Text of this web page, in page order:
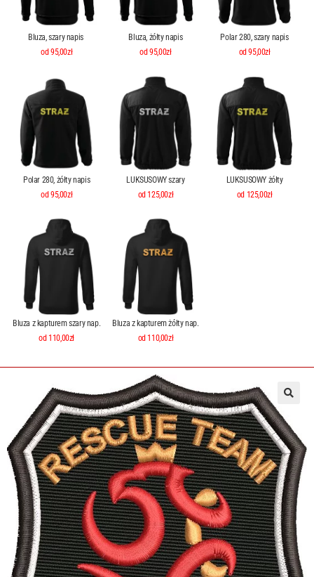
Bluza, szary napis
od 95,00zł
Bluza, żółty napis
od 95,00zł
Polar 280, szary napis
od 95,00zł
Polar 280, żółty napis
od 95,00zł
LUKSUSOWY szary
od 125,00zł
LUKSUSOWY żółty
od 125,00zł
Bluza z kapturem szary nap.
od 110,00zł
Bluza z kapturem żółty nap.
od 110,00zł